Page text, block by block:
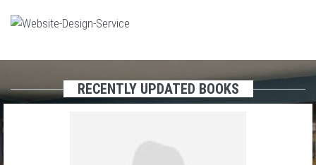
RECENTLY UPDATED BOOKS